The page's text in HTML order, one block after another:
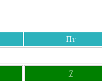
Пт
7